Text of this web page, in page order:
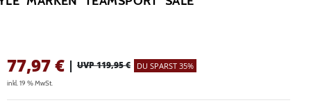
77,97€ | UVP 119,95 € DU SPARST 35%
inkl. 19 % MwSt.